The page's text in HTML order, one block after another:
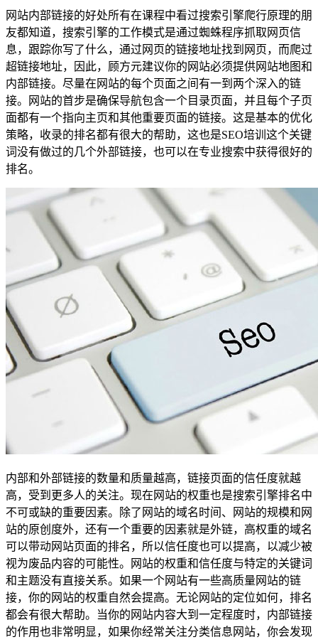
网站内部链接的好处所有在课程中看过搜索引擎爬行原理的朋
友都知道，搜索引擎的工作模式是通过蜘蛛程序抓取网页信
息，跟踪你写了什么，通过网页的链接地址找到网页，而爬过
超链接地址，因此，顾方元建议你的网站必须提供网站地图和
内部链接。尽量在网站的每个页面之间有一到两个深入的链
接。网站的首步是确保导航包含一个目录页面，并且每个子页
面都有一个指向主页和其他重要页面的链接。这是基本的优化
策略，收录的排名都有很大的帮助，这也是SEO培训这个关键
词没有做过的几个外部链接，也可以在专业搜索中获得很好的
排名。
内部和外部链接的数量和质量越高，链接页面的信任度就越
高，受到更多人的关注。现在网站的权重也是搜索引擎排名中
不可或缺的重要因素。除了网站的域名时间、网站的规模和网
站的原创度外，还有一个重要的因素就是外链，高权重的域名
可以带动网站页面的排名，所以信任度也可以提高，以减少被
视为废品内容的可能性。网站的权重和信任度与特定的关键词
和主题没有直接关系。如果一个网站有一些高质量网站的链
接，你的网站的权重自然会提高。无论网站的定位如何，排名
都会有很大帮助。当你的网站内容大到一定程度时，内部链接
的作用也非常明显，如果你经常关注分类信息网站，你会发现